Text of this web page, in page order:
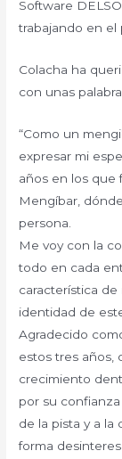
Software
trabajando en el
Colacha ha
con unas
“Como un
expresar mi
años en los que
Mengíbar,
persona.
Me voy con la
todo en cada
característica
identidad de
Agradecido
estos tres años,
crecimiento
por su
de la pista y a la
forma